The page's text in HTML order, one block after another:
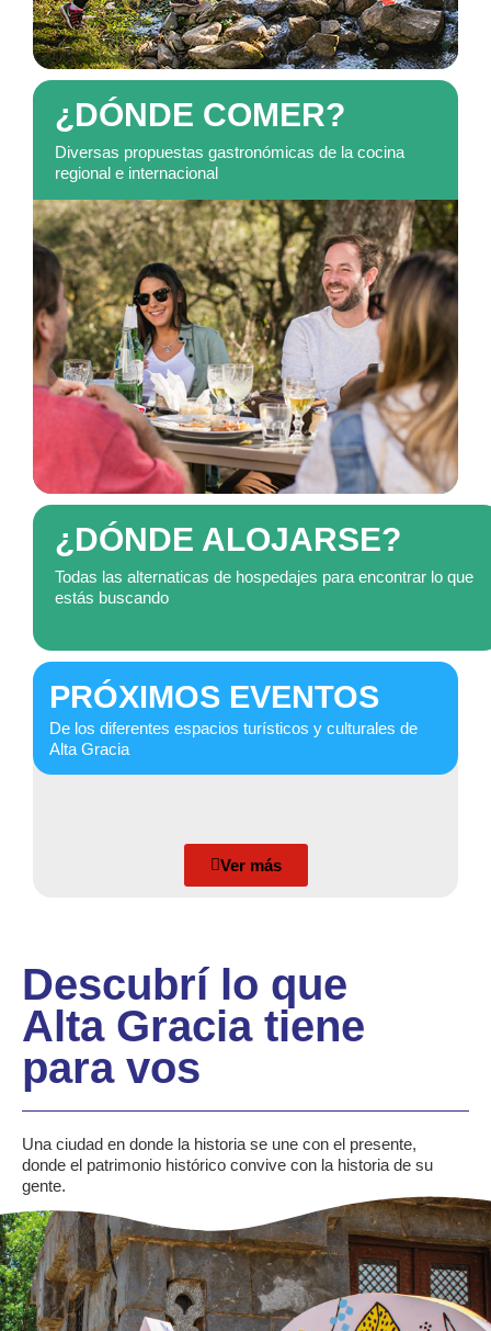
¿DÓNDE COMER?
Diversas propuestas gastronómicas de la cocina
regional e internacional
¿DÓNDE ALOJARSE?
Todas las alternaticas de hospedajes para encontrar lo que
estás buscando
PRÓXIMOS EVENTOS
De los diferentes espacios turísticos y culturales de
Alta Gracia
Ver más
Descubrí lo que
Alta Gracia tiene
para vos
Una ciudad en donde la historia se une con el presente,
donde el patrimonio histórico convive con la historia de su
gente.